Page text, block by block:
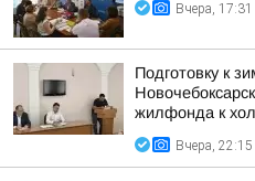
Вчера, 17:31
Подготовку к
жилфонда к
Вчера, 22:15